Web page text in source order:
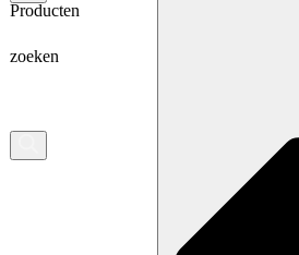
Producten
zoeken